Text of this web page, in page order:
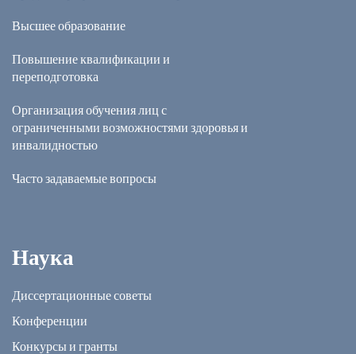
Высшее образование
Повышение квалификации и
переподготовка
Организация обучения лиц с
ограниченными возможностями здоровья и
инвалидностью
Часто задаваемые вопросы
Наука
Диссертационные советы
Конференции
Конкурсы и гранты